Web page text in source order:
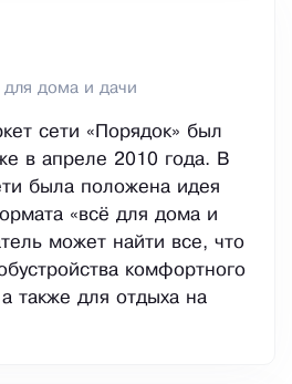
для дома и дачи
сети «Порядок» был
в апреле 2010 года. В
была положена идея
«всё для дома и
может найти все, что
комфортного
также для отдыха на